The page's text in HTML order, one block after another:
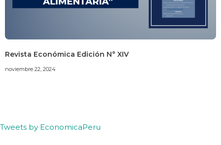
Revista Económica Edición N° XIV
noviembre 22, 2024
Tweets by EconomicaPeru